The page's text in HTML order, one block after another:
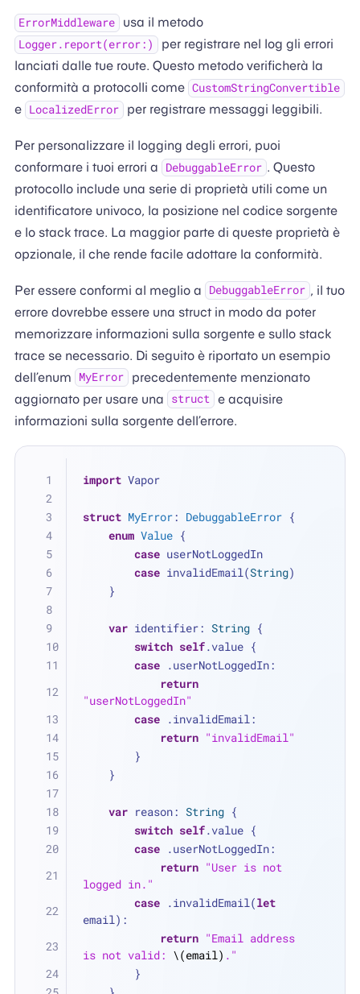
ErrorMiddleware usa il metodo
Logger.report(error:)
per registrare nel log gli errori
lanciati dalle tue route. Questo metodo verificherà la
conformità a protocolli come CustomStringConvertible
e LocalizedError per registrare messaggi leggibili.
Per personalizzare il logging degli errori, puoi
conformare i tuoi errori a
DebuggableError . Questo
protocollo include una serie di proprietà utili come un
identificatore univoco, la posizione nel codice sorgente
e lo stack trace. La maggior parte di queste proprietà è
opzionale, il che rende facile adottare la conformità.
Per essere conformi al meglio a DebuggableError , il tuo
errore dovrebbe essere una struct in modo da poter
memorizzare informazioni sulla sorgente e sullo stack
trace se necessario. Di seguito è riportato un esempio
dell’enum
MyError
precedentemente menzionato
aggiornato per usare una
struct e acquisire
informazioni sulla sorgente dell’errore.
import Vapor
struct MyError: DebuggableError {
enum Value {
case userNotLoggedIn
case invalidEmail(String)
    }
var identifier: String {
switch self.value {
case .userNotLoggedIn:
return
"userNotLoggedIn"
case .invalidEmail:
return "invalidEmail"
        }
    }
var reason: String {
switch self.value {
case .userNotLoggedIn:
return "User is not
logged in."
case .invalidEmail(let
email):
return "Email address
is not valid: \(email) ."
        }